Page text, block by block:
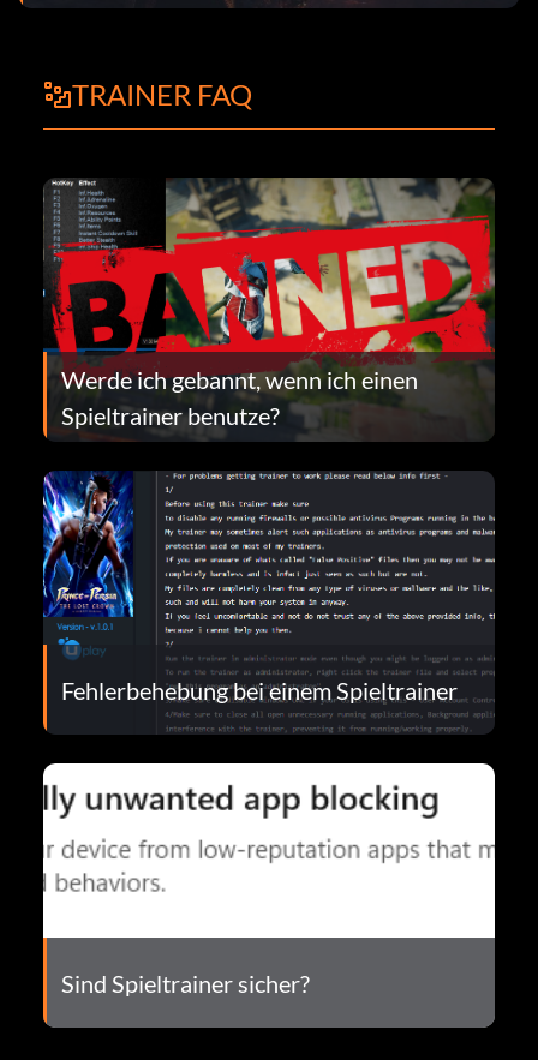
TRAINER FAQ
Werde ich gebannt, wenn ich einen
Spieltrainer benutze?
Fehlerbehebung bei einem Spieltrainer
Sind Spieltrainer sicher?